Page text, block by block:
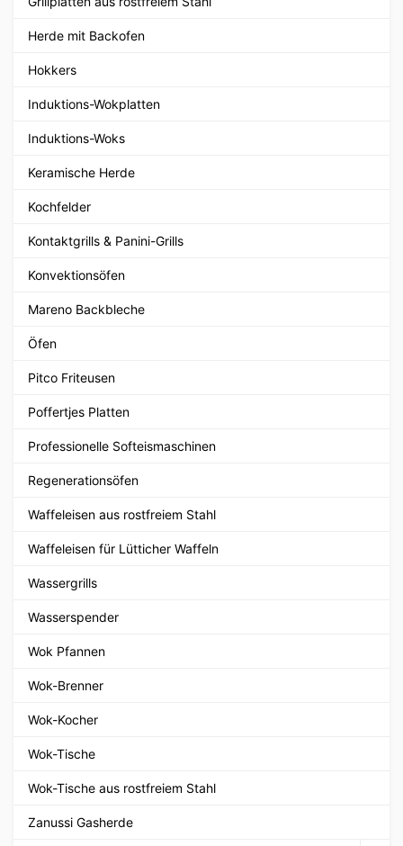
Herde mit Backofen
Hokkers
Induktions-Wokplatten
Induktions-Woks
Keramische Herde
Kochfelder
Kontaktgrills & Panini-Grills
Konvektionsöfen
Mareno Backbleche
Öfen
Pitco Friteusen
Poffertjes Platten
Professionelle Softeismaschinen
Regenerationsöfen
Waffeleisen aus rostfreiem Stahl
Waffeleisen für Lütticher Waffeln
Wassergrills
Wasserspender
Wok Pfannen
Wok-Brenner
Wok-Kocher
Wok-Tische
Wok-Tische aus rostfreiem Stahl
Zanussi Gasherde